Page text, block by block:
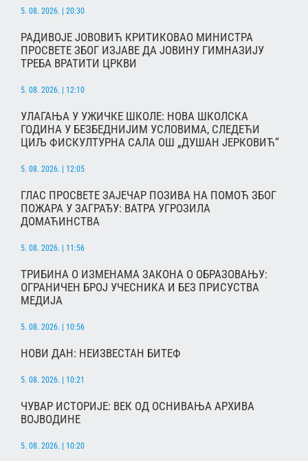
5. 08. 2026. | 20:30
РАДИВОЈЕ ЈОВОВИЋ КРИТИКОВАО МИНИСТРА
ПРОСВЕТЕ ЗБОГ ИЗЈАВЕ ДА ЈОВИНУ ГИМНАЗИЈУ
ТРЕБА ВРАТИТИ ЦРКВИ
5. 08. 2026. | 12:10
УЛАГАЊА У УЖИЧКЕ ШКОЛЕ: НОВА ШКОЛСКА
ГОДИНА У БЕЗБЕДНИЈИМ УСЛОВИМА, СЛЕДЕЋИ
ЦИЉ ФИСКУЛТУРНА САЛА ОШ „ДУШАН ЈЕРКОВИЋ“
5. 08. 2026. | 12:05
ГЛАС ПРОСВЕТЕ ЗАЈЕЧАР ПОЗИВА НА ПОМОЋ ЗБОГ
ПОЖАРА У ЗАГРАЂУ: ВАТРА УГРОЗИЛА
ДОМАЋИНСТВА
5. 08. 2026. | 11:56
ТРИБИНА О ИЗМЕНАМА ЗАКОНА О ОБРАЗОВАЊУ:
ОГРАНИЧЕН БРОЈ УЧЕСНИКА И БЕЗ ПРИСУСТВА
МЕДИЈА
5. 08. 2026. | 10:56
НОВИ ДАН: НЕИЗВЕСТАН БИТЕФ
5. 08. 2026. | 10:21
ЧУВАР ИСТОРИЈЕ: ВЕК ОД ОСНИВАЊА АРХИВА
ВОЈВОДИНЕ
5. 08. 2026. | 10:20